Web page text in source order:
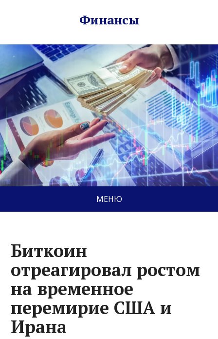
Финансы
МЕНЮ
Биткоин
отреагировал ростом
на временное
перемирие США и
Ирана